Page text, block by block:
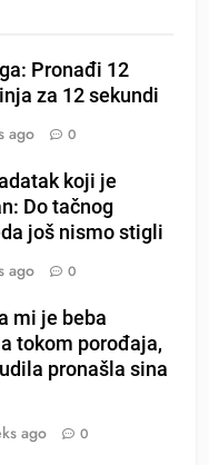
Pronađi 12
za 12 sekundi
ago 0
koji je
Do tačnog
još nismo stigli
ago 0
mi je beba
tokom porođaja,
pronašla sina
ago 0